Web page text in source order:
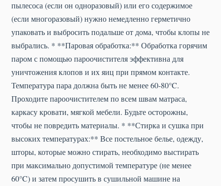
пылесоса (если он одноразовый) или его содержимое
(если многоразовый) нужно немедленно герметично
упаковать и выбросить подальше от дома, чтобы клопы не
выбрались. * **Паровая обработка:** Обработка горячим
паром с помощью пароочистителя эффективна для
уничтожения клопов и их яиц при прямом контакте.
Температура пара должна быть не менее 60-80°C.
Проходите пароочистителем по всем швам матраса,
каркасу кровати, мягкой мебели. Будьте осторожны,
чтобы не повредить материалы. * **Стирка и сушка при
высоких температурах:** Все постельное белье, одежду,
шторы, которые можно стирать, необходимо выстирать
при максимально допустимой температуре (не менее
60°C) и затем просушить в сушильной машине на